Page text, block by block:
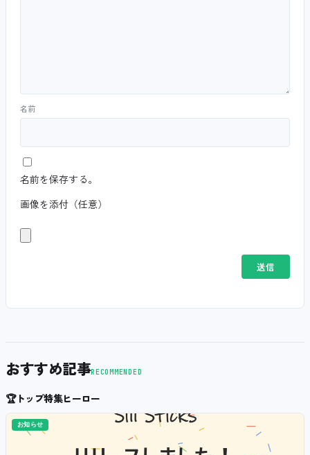
名前
名前を保存する。
画像を添付（任意）
おすすめ記事RECOMMENDED
🏆トップ特集ヒーロー
お知らせ